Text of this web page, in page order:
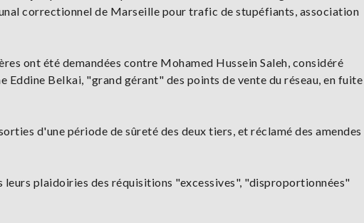
correctionnel de Marseille pour trafic de stupéfiants, association
ont été demandées contre Mohamed Hussein Saleh, considéré
Eddine Belkai, "grand gérant" des points de vente du réseau, en fuite
d'une période de sûreté des deux tiers, et réclamé des amendes
leurs plaidoiries des réquisitions "excessives", "disproportionnées"